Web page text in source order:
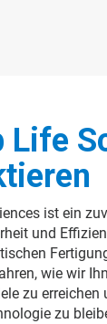
Life
ist ein
und
wie wir
zu
zu